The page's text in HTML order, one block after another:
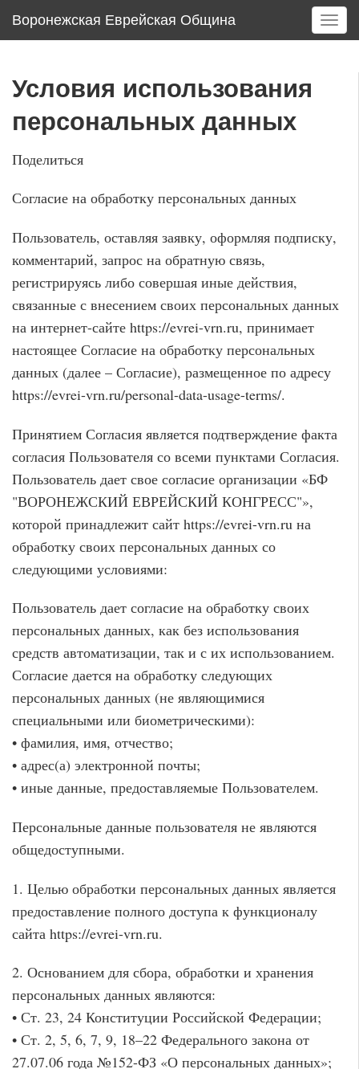
Воронежская Еврейская Община
T
o
t
Условия использования
персональных данных
Поделиться
Согласие на обработку персональных данных
Пользователь, оставляя заявку, оформляя подписку,
комментарий, запрос на обратную связь,
регистрируясь либо совершая иные действия,
связанные с внесением своих персональных данных
на интернет-сайте https://evrei-vrn.ru, принимает
настоящее Согласие на обработку персональных
данных (далее – Согласие), размещенное по адресу
https://evrei-vrn.ru/personal-data-usage-terms/.
Принятием Согласия является подтверждение факта
согласия Пользователя со всеми пунктами Согласия.
Пользователь дает свое согласие организации «БФ
"ВОРОНЕЖСКИЙ ЕВРЕЙСКИЙ КОНГРЕСС"»,
которой принадлежит сайт https://evrei-vrn.ru на
обработку своих персональных данных со
следующими условиями:
Пользователь дает согласие на обработку своих
персональных данных, как без использования
средств автоматизации, так и с их использованием.
Согласие дается на обработку следующих
персональных данных (не являющимися
специальными или биометрическими):
• фамилия, имя, отчество;
• адрес(а) электронной почты;
• иные данные, предоставляемые Пользователем.
Персональные данные пользователя не являются
общедоступными.
1. Целью обработки персональных данных является
предоставление полного доступа к функционалу
сайта https://evrei-vrn.ru.
2. Основанием для сбора, обработки и хранения
персональных данных являются:
• Ст. 23, 24 Конституции Российской Федерации;
• Ст. 2, 5, 6, 7, 9, 18–22 Федерального закона от
27.07.06 года №152-ФЗ «О персональных данных»;